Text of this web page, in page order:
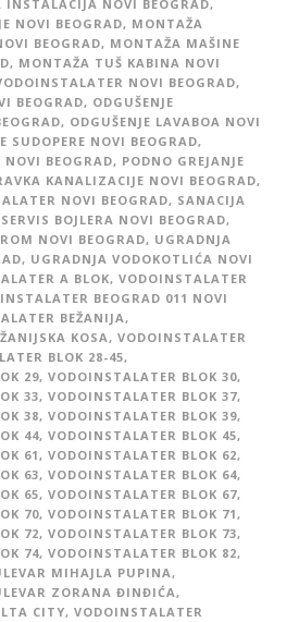
NOVI BEOGRAD,
NOVI BEOGRAD, MONTAŽA
BEOGRAD, MONTAŽA MAŠINE
, MONTAŽA TUŠ KABINA NOVI
NOVI BEOGRAD,
BEOGRAD, ODGUŠENJE
, ODGUŠENJE LAVABOA NOVI
SUDOPERE NOVI BEOGRAD,
NOVI BEOGRAD, PODNO GREJANJE
KANALIZACIJE NOVI BEOGRAD,
NOVI BEOGRAD, SANACIJA
SERVIS BOJLERA NOVI BEOGRAD,
NOVI BEOGRAD, UGRADNJA
, UGRADNJA VODOKOTLIĆA NOVI
A BLOK, VODOINSTALATER
BEOGRAD 011 NOVI
BEŽANIJA,
KOSA, VODOINSTALATER
BLOK 28-45,
29, VODOINSTALATER BLOK 30,
33, VODOINSTALATER BLOK 37,
38, VODOINSTALATER BLOK 39,
44, VODOINSTALATER BLOK 45,
61, VODOINSTALATER BLOK 62,
63, VODOINSTALATER BLOK 64,
65, VODOINSTALATER BLOK 67,
70, VODOINSTALATER BLOK 71,
72, VODOINSTALATER BLOK 73,
74, VODOINSTALATER BLOK 82,
MIHAJLA PUPINA,
ZORANA ĐINĐIĆA,
CITY, VODOINSTALATER